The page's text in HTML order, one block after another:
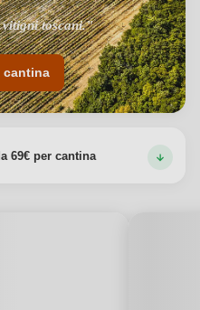
toscani."
cantina
69€ per cantina